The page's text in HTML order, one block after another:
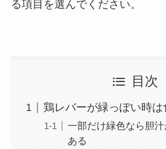
る項目を選んでください。
目次
鶏レバーが緑っぽい時
一部だけ緑色なら胆
ある